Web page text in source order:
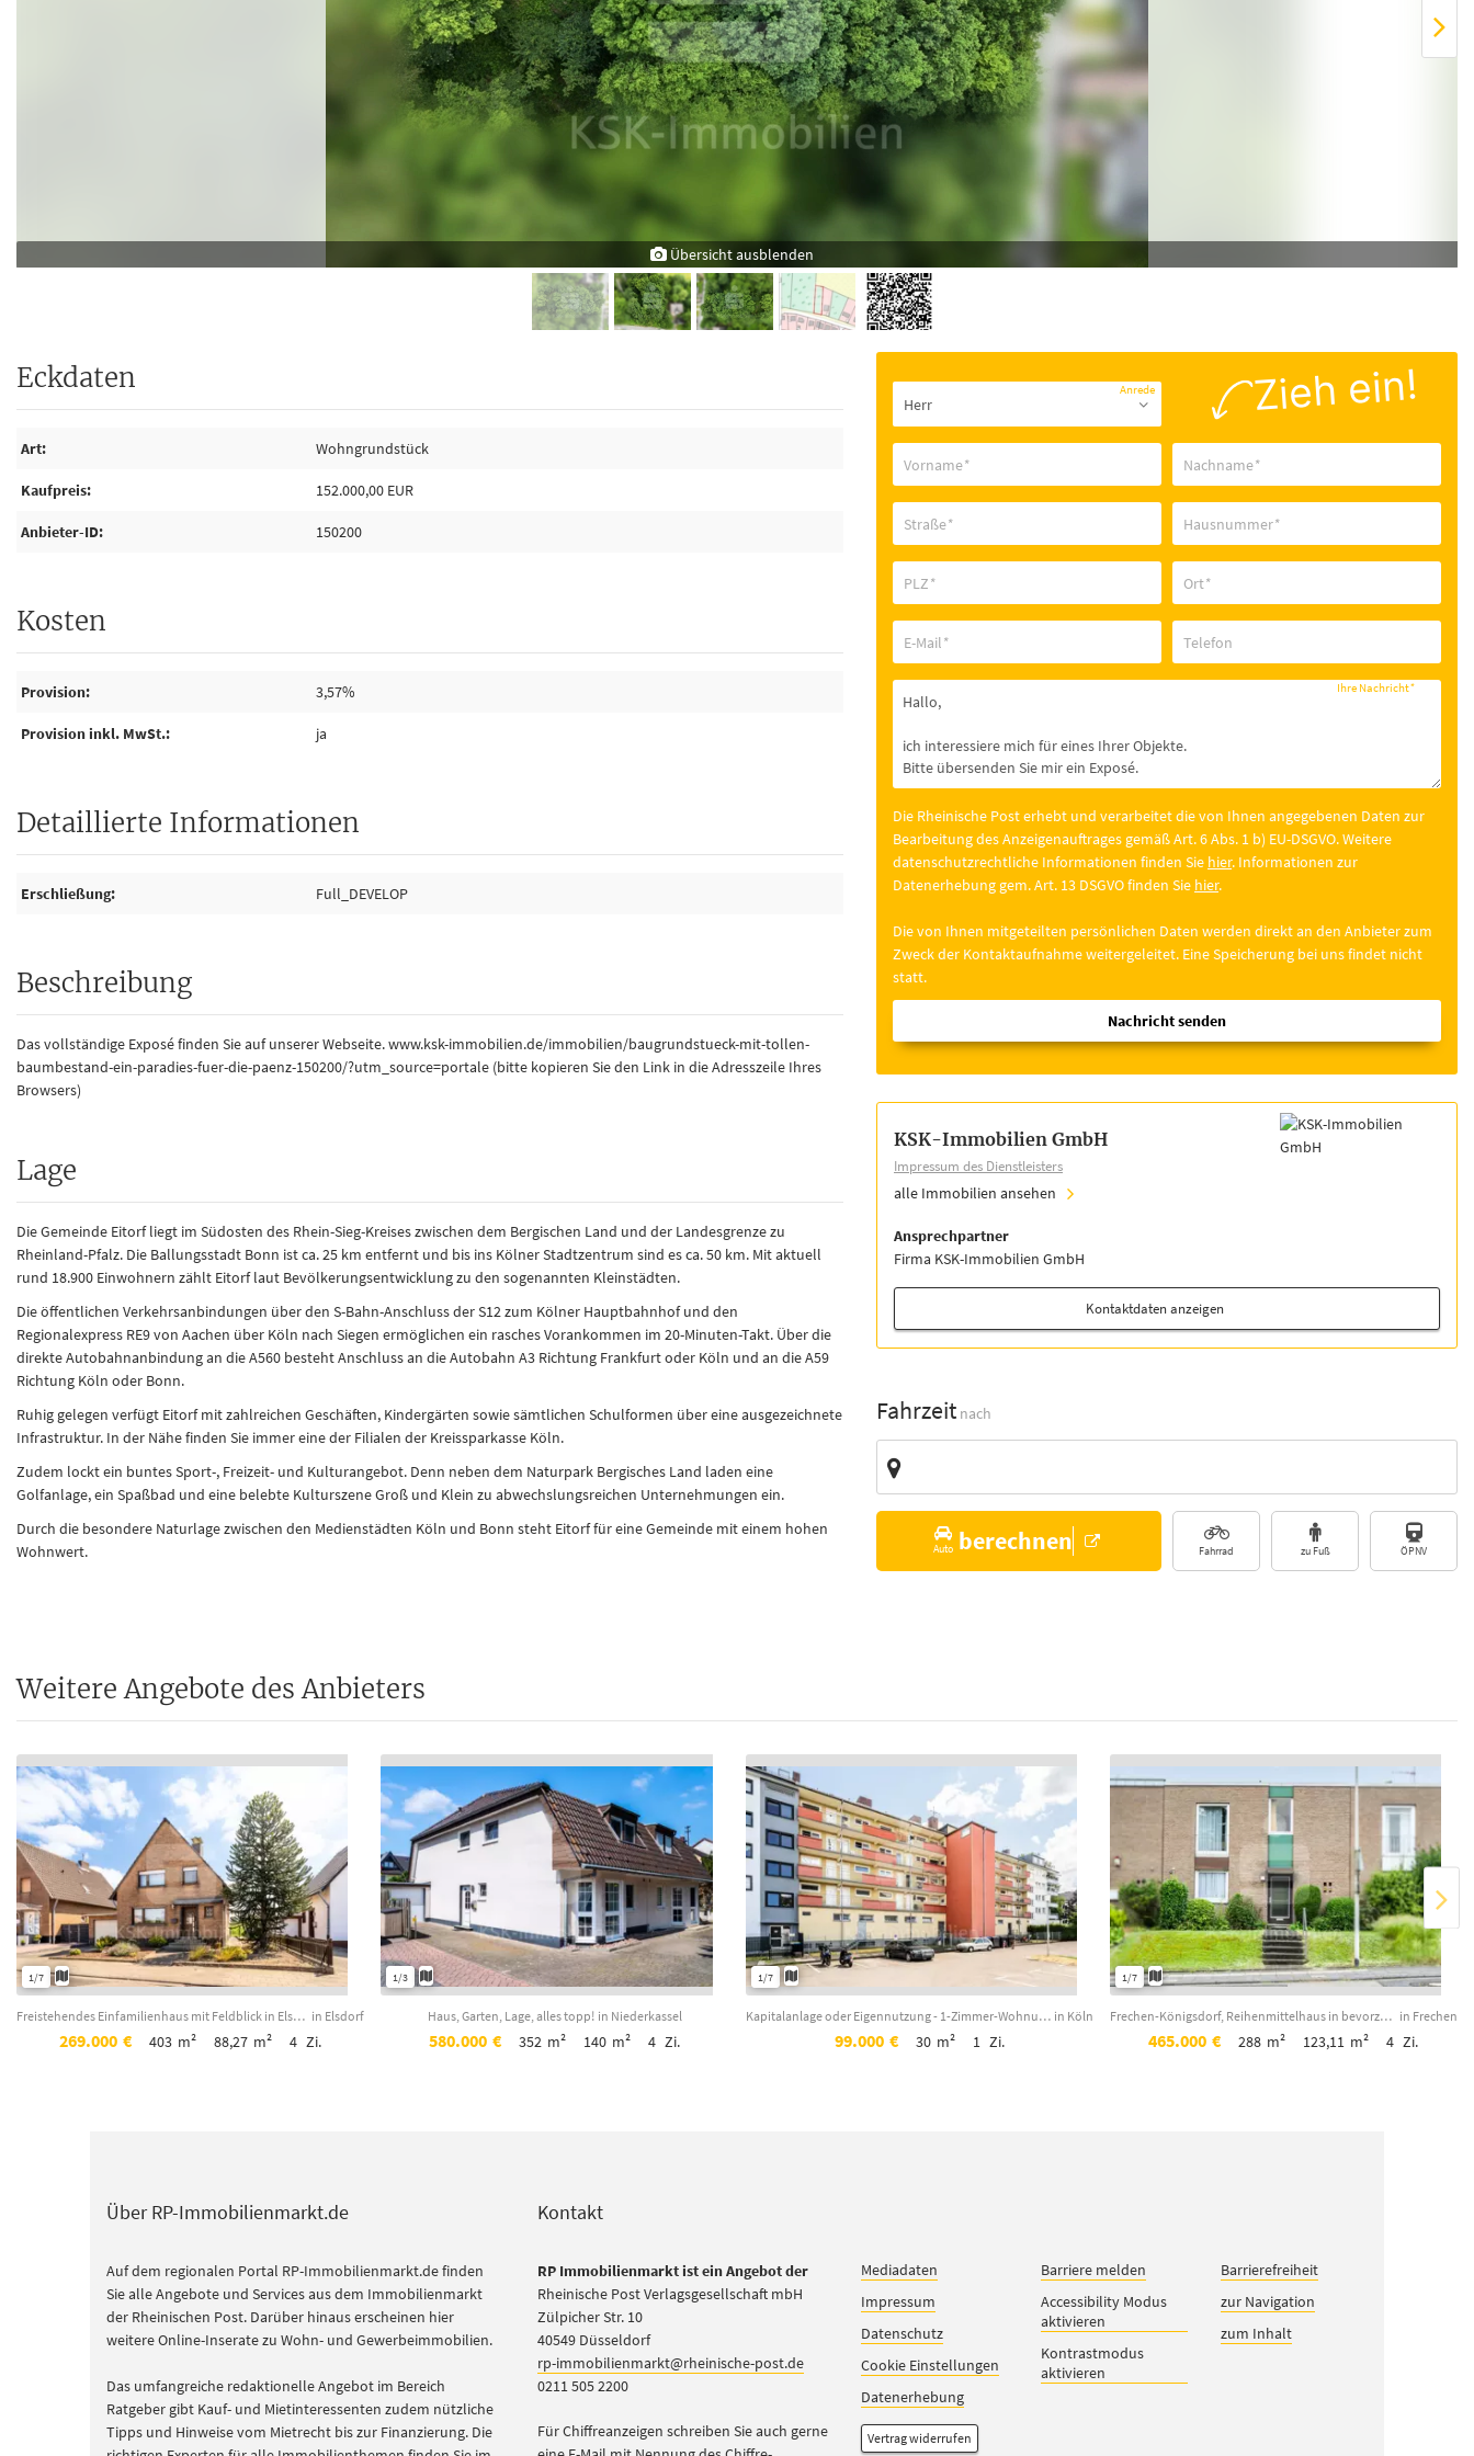
Übersicht ausblenden
Zieh ein!
Anrede
Vorname* Nachname*
Straße* Hausnummer*
PLZ* Ort*
E-Mail* Telefon
Ihre Nachricht*
Die Rheinische Post erhebt und verarbeitet die von Ihnen angegebenen Daten zur
Bearbeitung des Anzeigenauftrages gemäß Art. 6 Abs. 1 b) EU-DSGVO. Weitere
datenschutzrechtliche Informationen finden Sie hier. Informationen zur
Datenerhebung gem. Art. 13 DSGVO finden Sie hier.
Die von Ihnen mitgeteilten persönlichen Daten werden direkt an den Anbieter zum
Zweck der Kontaktaufnahme weitergeleitet. Eine Speicherung bei uns findet nicht
statt.
Nachricht senden
KSK-Immobilien GmbH
Impressum des Dienstleisters
alle Immobilien ansehen
Ansprechpartner
Firma KSK-Immobilien GmbH
Kontaktdaten anzeigen
Fahrzeit nach
Vorschläge
Auto berechnen Fahrrad zu Fuß ÖPNV
Eckdaten
Art Wohngrundstück
Kaufpreis 152.000,00 EUR
Anbieter-ID 150200
Kosten
Provision 3,57%
Provision inkl. MwSt. ja
Detaillierte Informationen
Erschließung Full_DEVELOP
Beschreibung
Das vollständige Exposé finden Sie auf unserer Webseite. www.ksk-immobilien.de/immobilien/baugrundstueck-mit-tollen-
baumbestand-ein-paradies-fuer-die-paenz-150200/?utm_source=portale (bitte kopieren Sie den Link in die Adresszeile Ihres
Browsers)
Lage
Die Gemeinde Eitorf liegt im Südosten des Rhein-Sieg-Kreises zwischen dem Bergischen Land und der Landesgrenze zu
Rheinland-Pfalz. Die Ballungsstadt Bonn ist ca. 25 km entfernt und bis ins Kölner Stadtzentrum sind es ca. 50 km. Mit aktuell
rund 18.900 Einwohnern zählt Eitorf laut Bevölkerungsentwicklung zu den sogenannten Kleinstädten.
Die öffentlichen Verkehrsanbindungen über den S-Bahn-Anschluss der S12 zum Kölner Hauptbahnhof und den
Regionalexpress RE9 von Aachen über Köln nach Siegen ermöglichen ein rasches Vorankommen im 20-Minuten-Takt. Über die
direkte Autobahnanbindung an die A560 besteht Anschluss an die Autobahn A3 Richtung Frankfurt oder Köln und an die A59
Richtung Köln oder Bonn.
Ruhig gelegen verfügt Eitorf mit zahlreichen Geschäften, Kindergärten sowie sämtlichen Schulformen über eine ausgezeichnete
Infrastruktur. In der Nähe finden Sie immer eine der Filialen der Kreissparkasse Köln.
Zudem lockt ein buntes Sport-, Freizeit- und Kulturangebot. Denn neben dem Naturpark Bergisches Land laden eine
Golfanlage, ein Spaßbad und eine belebte Kulturszene Groß und Klein zu abwechslungsreichen Unternehmungen ein.
Durch die besondere Naturlage zwischen den Medienstädten Köln und Bonn steht Eitorf für eine Gemeinde mit einem hohen
Wohnwert.
Weitere Angebote des Anbieters
1/7
Freistehendes Einfamilienhaus mit Feldblick in Elsdorf- Berrendorf! in Elsdorf
269.000 € 403 m² 88,27 m² 4 Zi.
1/3
Haus, Garten, Lage, alles topp! in Niederkassel
580.000 € 352 m² 140 m² 4 Zi.
1/7
Kapitalanlage oder Eigennutzung - 1-Zimmer-Wohnung mit Balkon und Garage in Köln... in Köln
99.000 € 30 m² 1 Zi.
1/7
Frechen-Königsdorf, Reihenmittelhaus in bevorzugter Lage. in Frechen
465.000 € 288 m² 123,11 m² 4 Zi.
Über RP-Immobilienmarkt.de
Auf dem regionalen Portal RP-Immobilienmarkt.de finden
Sie alle Angebote und Services aus dem Immobilienmarkt
der Rheinischen Post. Darüber hinaus erscheinen hier
weitere Online-Inserate zu Wohn- und Gewerbeimmobilien.
Das umfangreiche redaktionelle Angebot im Bereich
Ratgeber gibt Kauf- und Mietinteressenten zudem nützliche
Tipps und Hinweise vom Mietrecht bis zur Finanzierung. Die
Kontakt
RP Immobilienmarkt ist ein Angebot der
Rheinische Post Verlagsgesellschaft mbH
Zülpicher Str. 10
40549 Düsseldorf
rp-immobilienmarkt@rheinische-post.de
0211 505 2200
Für Chiffreanzeigen schreiben Sie auch gerne
Mediadaten
Impressum
Datenschutz
Cookie Einstellungen
Datenerhebung
Vertrag widerrufen
Barriere melden
Accessibility Modus
aktivieren
Kontrastmodus
aktivieren
Barrierefreiheit
zur Navigation
zum Inhalt